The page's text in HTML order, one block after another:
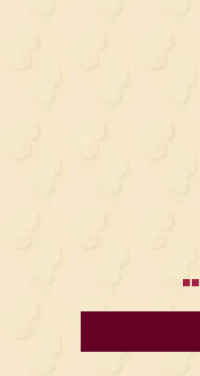
■■